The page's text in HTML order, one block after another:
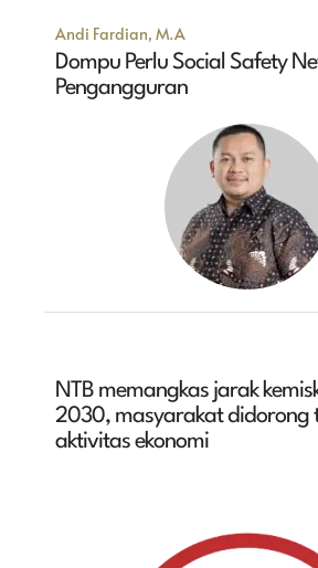
Andi Fardian, M.A
Dompu Perlu Social Safety
Pengangguran
NTB memangkas jarak
2030, masyarakat didorong
aktivitas ekonomi